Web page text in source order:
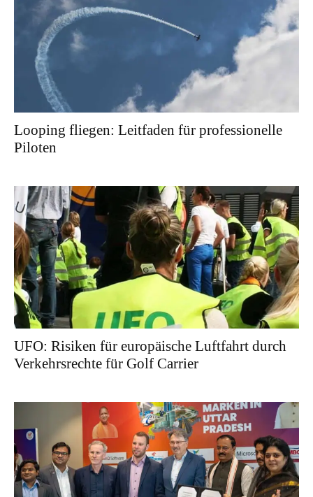
Looping fliegen: Leitfaden für professionelle
Piloten
UFO: Risiken für europäische Luftfahrt durch
Verkehrsrechte für Golf Carrier